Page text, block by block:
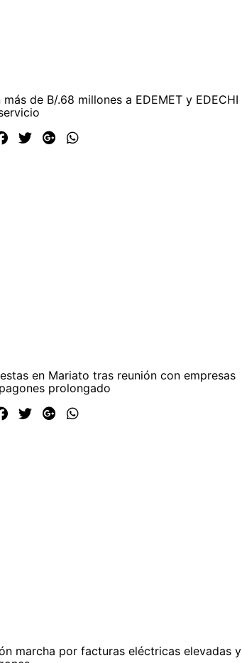
de B/.68 millones a EDEMET y EDECHI
en Mariato tras reunión con empresas
prolongado
marcha por facturas eléctricas elevadas y